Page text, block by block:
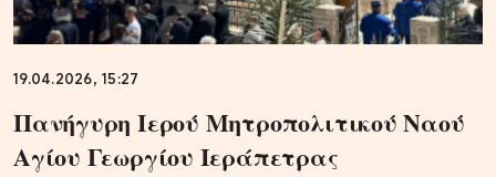
19.04.2026, 15:27
Πανήγυρη Ιερού Μητροπολιτικού Ναού
Αγίου Γεωργίου Ιεράπετρας